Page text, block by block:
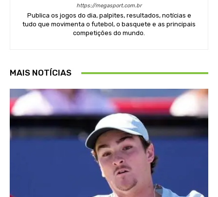
https://megasport.com.br
Publica os jogos do dia, palpites, resultados, notícias e
tudo que movimenta o futebol, o basquete e as principais
competições do mundo.
MAIS NOTÍCIAS